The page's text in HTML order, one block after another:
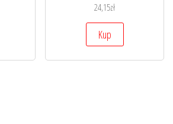
24,15zł
Kup